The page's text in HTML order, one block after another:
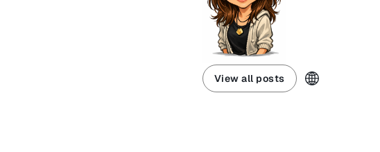
View all posts